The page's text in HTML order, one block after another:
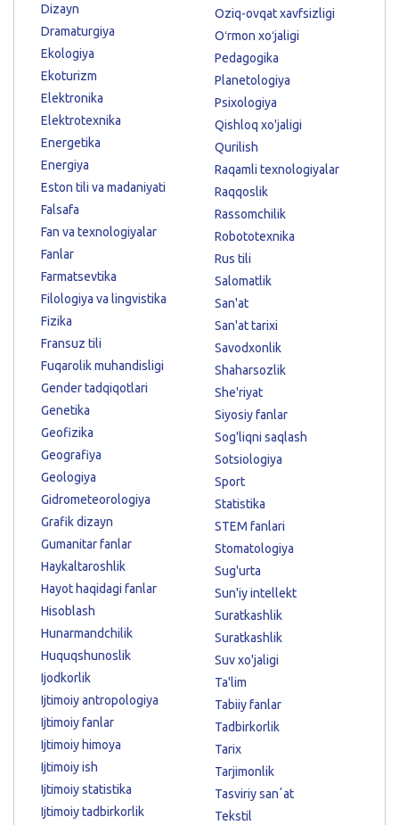
Dizayn
Dramaturgiya
Ekologiya
Ekoturizm
Elektronika
Elektrotexnika
Energetika
Energiya
Eston tili va madaniyati
Falsafa
Fan va texnologiyalar
Fanlar
Farmatsevtika
Filologiya va lingvistika
Fizika
Fransuz tili
Fuqarolik muhandisligi
Gender tadqiqotlari
Genetika
Geofizika
Geografiya
Geologiya
Gidrometeorologiya
Grafik dizayn
Gumanitar fanlar
Haykaltaroshlik
Hayot haqidagi fanlar
Hisoblash
Hunarmandchilik
Huquqshunoslik
Ijodkorlik
Ijtimoiy antropologiya
Ijtimoiy fanlar
Ijtimoiy himoya
Ijtimoiy ish
Ijtimoiy statistika
Ijtimoiy tadbirkorlik
Oziq-ovqat xavfsizligi
Oʻrmon xoʻjaligi
Pedagogika
Planetologiya
Psixologiya
Qishloq xo'jaligi
Qurilish
Raqamli texnologiyalar
Raqqoslik
Rassomchilik
Robototexnika
Rus tili
Salomatlik
San'at
San'at tarixi
Savodxonlik
Shaharsozlik
She'riyat
Siyosiy fanlar
Sog'liqni saqlash
Sotsiologiya
Sport
Statistika
STEM fanlari
Stomatologiya
Sug'urta
Sun'iy intellekt
Suratkashlik
Suratkashlik
Suv xo'jaligi
Ta'lim
Tabiiy fanlar
Tadbirkorlik
Tarix
Tarjimonlik
Tasviriy sanʼat
Tekstil